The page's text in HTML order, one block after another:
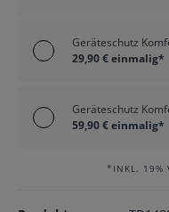
Geräteschutz
29,90 € einmalig*
Geräteschutz
59,90 € einmalig*
*INKL. 19%